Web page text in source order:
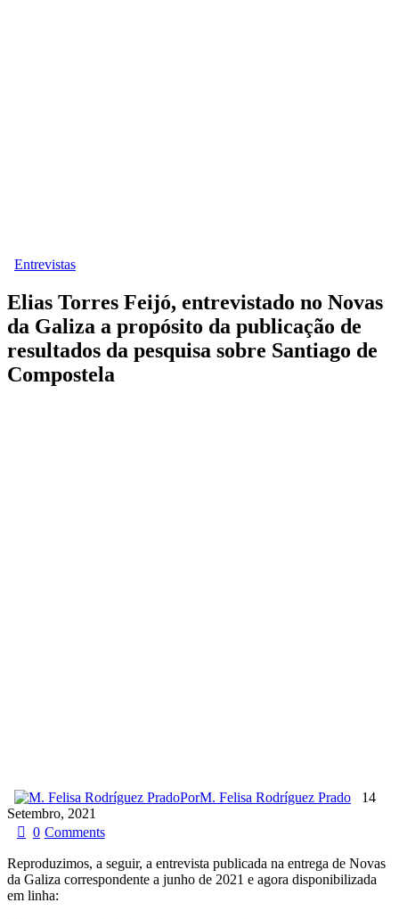
Entrevistas
Elias Torres Feijó, entrevistado no Novas
da Galiza a propósito da publicação de
resultados da pesquisa sobre Santiago de
Compostela
PorM. Felisa Rodríguez Prado
14
Setembro, 2021
0 Comments
Reproduzimos, a seguir, a entrevista publicada na entrega de Novas
da Galiza correspondente a junho de 2021 e agora disponibilizada
em linha: